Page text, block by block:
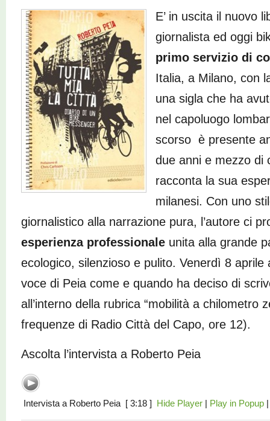
E’ in uscita il nuovo
giornalista ed oggi
primo servizio di
Italia, a Milano, con
una sigla che ha
nel capoluogo
scorso è presente
due anni e mezzo di
racconta la sua
milanesi. Con uno
giornalistico alla narrazione pura, l’autore ci
esperienza professionale unita alla grande
ecologico, silenzioso e pulito. Venerdì 8 aprile
voce di Peia come e quando ha deciso di
all’interno della rubrica “mobilità a chilometro
frequenze di Radio Città del Capo, ore 12).
Ascolta l’intervista a Roberto Peia
Intervista a Roberto Peia [ 3:18 ] Hide Player| Play in Popup